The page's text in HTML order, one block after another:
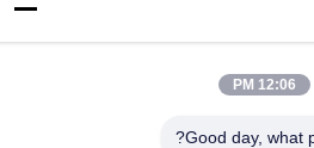
Guxing، Xixiang، Baoan، شنتشن
12:06 PM
Good day, what